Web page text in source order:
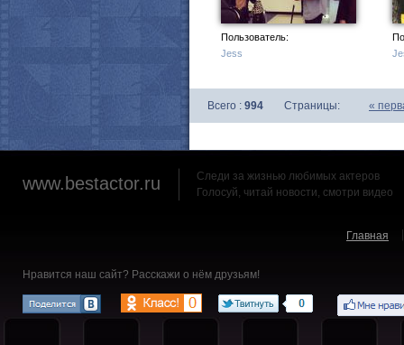
Пользователь:
Jess
Всего : 994 Страницы: «
www.bestactor.ru
Следи за жизнью любимых актеров
Голосуй, читай новости, смотри видео
Главная
Нравится наш сайт? Расскажи о нём друзьям!